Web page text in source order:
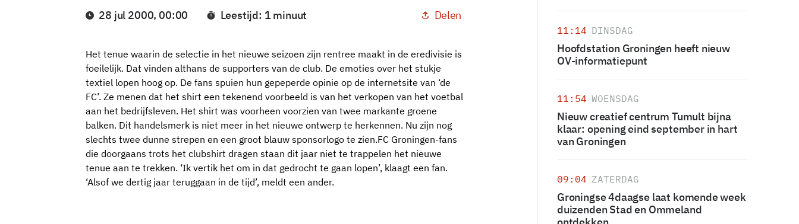
28 jul 2000, 00:00 Leestijd: 1 minuut Delen
Het tenue waarin de selectie in het nieuwe seizoen zijn rentree maakt in de eredivisie is
foeilelijk. Dat vinden althans de supporters van de club. De emoties over het stukje
textiel lopen hoog op. De fans spuien hun gepeperde opinie op de internetsite van ‘de
FC’. Ze menen dat het shirt een tekenend voorbeeld is van het verkopen van het voetbal
aan het bedrijfsleven. Het shirt was voorheen voorzien van twee markante groene
balken. Dit handelsmerk is niet meer in het nieuwe ontwerp te herkennen. Nu zijn nog
slechts twee dunne strepen en een groot blauw sponsorlogo te zien.FC Groningen-fans
die doorgaans trots het clubshirt dragen staan dit jaar niet te trappelen het nieuwe
tenue aan te trekken. ‘Ik vertik het om in dat gedrocht te gaan lopen’, klaagt een fan.
‘Alsof we dertig jaar teruggaan in de tijd’, meldt een ander.
11:14 DINSDAG
Hoofdstation Groningen heeft nieuw
OV-informatiepunt
11:54 WOENSDAG
Nieuw creatief centrum Tumult bijna
klaar: opening eind september in hart
van Groningen
09:04 ZATERDAG
Groningse 4daagse laat komende week
duizenden Stad en Ommeland